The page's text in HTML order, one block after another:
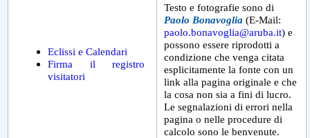
Eclissi e Calendari
Firma il registro
visitatori
Testo e fotografie sono di
Paolo Bonavoglia (E-Mail:
paolo.bonavoglia@aruba.it) e
possono essere riprodotti a
condizione che venga citata
esplicitamente la fonte con un
link alla pagina originale e che
la cosa non sia a fini di lucro.
Le segnalazioni di errori nella
pagina o nelle procedure di
calcolo sono le benvenute.